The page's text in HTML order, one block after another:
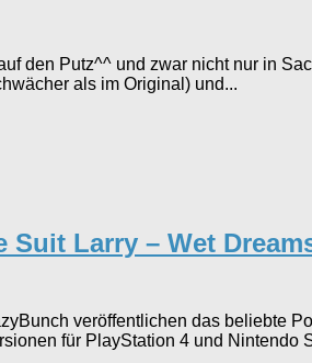
den Putz^^ und zwar nicht nur in
als im Original) und...
Larry – Wet
veröffentlichen das beliebte
für PlayStation 4 und Nintendo